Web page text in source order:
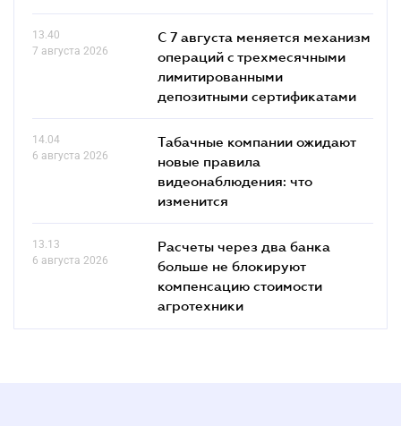
13.40
7 августа 2026
С 7 августа меняется механизм
операций с трехмесячными
лимитированными
депозитными сертификатами
14.04
6 августа 2026
Табачные компании ожидают
новые правила
видеонаблюдения: что
изменится
13.13
6 августа 2026
Расчеты через два банка
больше не блокируют
компенсацию стоимости
агротехники